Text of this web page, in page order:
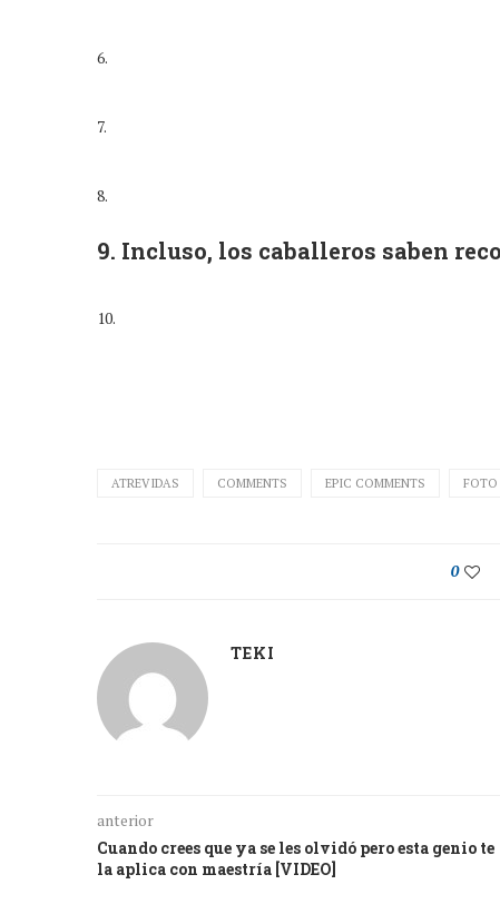
6.
7.
8.
9. Incluso, los caballeros saben
10.
ATREVIDAS COMMENTS EPIC COMMENTS FOTO
0
TEKI
anterior
Cuando crees que ya se les olvidó pero esta genio te
la aplica con maestría [VIDEO]